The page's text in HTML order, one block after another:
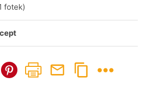
fotek)